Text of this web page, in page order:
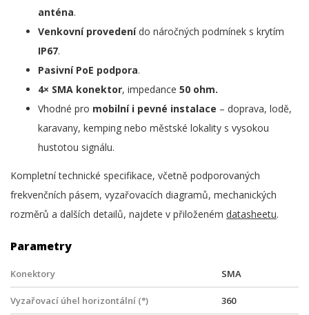
anténa.
Venkovní provedenído náročných podmínek s krytím
IP67.
Pasivní PoE podpora.
4× SMA konektor, impedance 50 ohm.
Vhodné pro mobilní i pevné instalace – doprava, lodě,
karavany, kemping nebo městské lokality s vysokou
hustotou signálu.
Kompletní technické specifikace, včetně podporovaných
frekvenčních pásem, vyzařovacích diagramů, mechanických
rozměrů a dalších detailů, najdete v přiloženém datasheetu.
Parametry
Konektory SMA
Vyzařovací úhel horizontální (°) 360